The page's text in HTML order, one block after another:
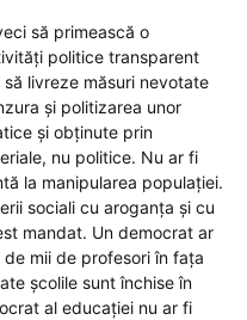
să primească o
politice transparent
livreze măsuri nevotate
și politizarea unor
și obținute prin
nu politice. Nu ar fi
la manipularea populației.
sociali cu aroganța și cu
mandat. Un democrat ar
mii de profesori în fața
școlile sunt închise în
al educației nu ar fi